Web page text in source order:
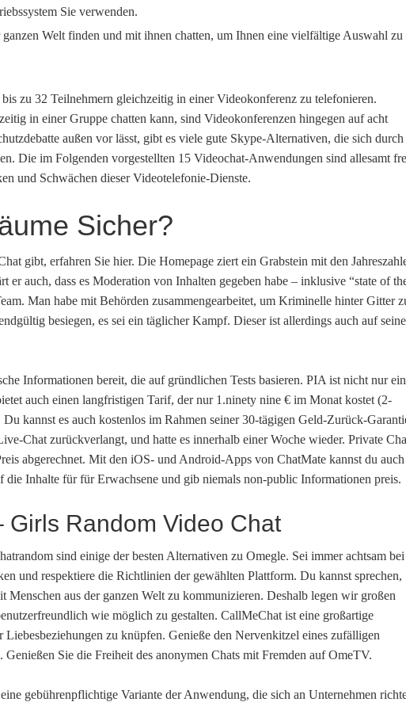
Sie verwenden.
ganzen Welt finden und mit ihnen chatten, um Ihnen eine vielfältige Auswahl zu
zu 32 Teilnehmern gleichzeitig in einer Videokonferenz zu telefonieren.
in einer Gruppe chatten kann, sind Videokonferenzen hingegen auf acht
außen vor lässt, gibt es viele gute Skype-Alternativen, die sich durch
Die im Folgenden vorgestellten 15 Videochat-Anwendungen sind allesamt
und Schwächen dieser Videotelefonie-Dienste.
Sicher?
gibt, erfahren Sie hier. Die Homepage ziert ein Grabstein mit den
auch, dass es Moderation von Inhalten gegeben habe – inklusive “state of
Man habe mit Behörden zusammengearbeitet, um Kriminelle hinter Gitter
besiegen, es sei ein täglicher Kampf. Dieser ist allerdings auch auf
Informationen bereit, die auf gründlichen Tests basieren. PIA ist nicht nur
auch einen langfristigen Tarif, der nur 1.ninety nine € im Monat kostet (2-
kannst es auch kostenlos im Rahmen seiner 30-tägigen Geld-Zurück-
Chat zurückverlangt, und hatte es innerhalb einer Woche wieder. Private
abgerechnet. Mit den iOS- und Android-Apps von ChatMate kannst du auch
die Inhalte für für Erwachsene und gib niemals non-public Informationen preis.
Girls Random Video Chat
sind einige der besten Alternativen zu Omegle. Sei immer achtsam bei
und respektiere die Richtlinien der gewählten Plattform. Du kannst sprechen,
Menschen aus der ganzen Welt zu kommunizieren. Deshalb legen wir großen
wie möglich zu gestalten. CallMeChat ist eine großartige
zu knüpfen. Genieße den Nervenkitzel eines zufälligen
Sie die Freiheit des anonymen Chats mit Fremden auf OmeTV.
gebührenpflichtige Variante der Anwendung, die sich an Unternehmen